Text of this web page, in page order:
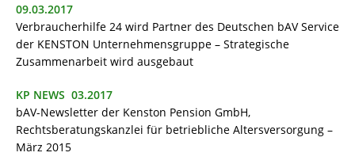
09.03.2017
Verbraucherhilfe 24 wird Partner des Deutschen bAV Service
der KENSTON Unternehmensgruppe – Strategische
Zusammenarbeit wird ausgebaut
KP NEWS 03.2017
bAV-Newsletter der Kenston Pension GmbH,
Rechtsberatungskanzlei für betriebliche Altersversorgung –
März 2015